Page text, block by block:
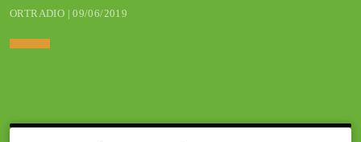
ORTRADIO | 09/06/2019